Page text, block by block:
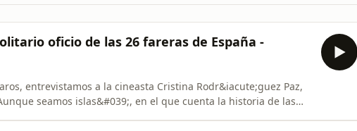
oficio de las 26 fareras de España -
entrevistamos a la cineasta Cristina Rodr&iacute;guez Paz,
seamos islas&#039;, en el que cuenta la historia de las